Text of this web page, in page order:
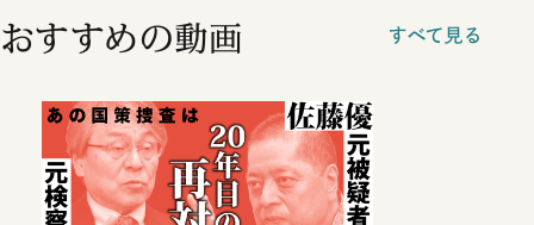
おすすめの動画 すべて見る